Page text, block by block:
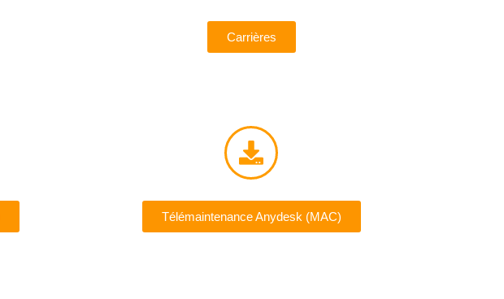
Carrières
Télémaintenance Anydesk (MAC)